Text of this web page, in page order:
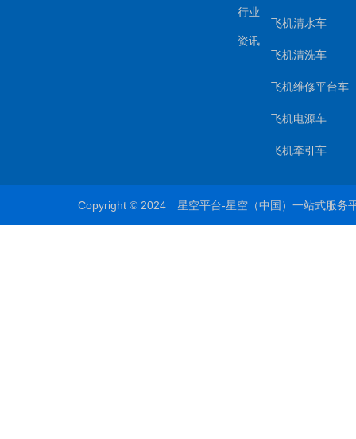
行业
资讯
飞机清水车
飞机清洗车
飞机维修平台车
飞机电源车
飞机牵引车
Copyright © 2024 星空平台-星空（中国）一站式服